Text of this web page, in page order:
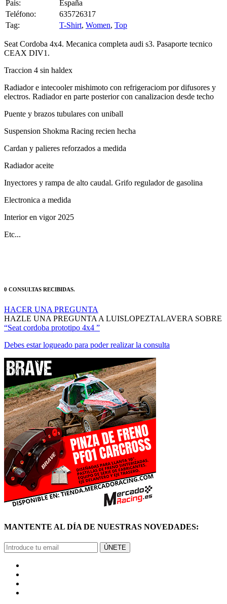
Tag:
T-Shirt,Women
Seat Cordoba 4x4. Mecanica completa audi s3. Pasaporte tecnico
CEAX DIV1.
Traccion 4 sin haldex
Radiador e intecooler mishimoto con refrigeraciom por difusores y
electros. Radiador en parte posterior con canalizacion desde techo
Puente y brazos tubulares con uniball
Suspension Shokma Racing recien hecha
Cardan y palieres reforzados a medida
Radiador aceite
Inyectores y rampa de alto caudal. Grifo regulador de gasolina
Electronica a medida
Interior en vigor 2025
Etc...
HAZLE UNA PREGUNTA A LUISLOPEZTALAVERA SOBRE
“Seat cordoba prototipo 4x4 ”
Debes estar logueado para poder realizar la consulta